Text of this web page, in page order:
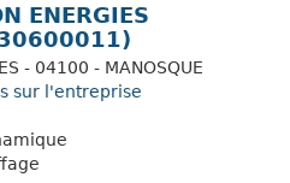
ENERGIES
- 04100 - MANOSQUE
sur l'entreprise